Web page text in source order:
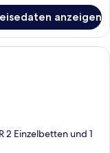
anzeigen
mit einem
2 Einzelbetten und 1